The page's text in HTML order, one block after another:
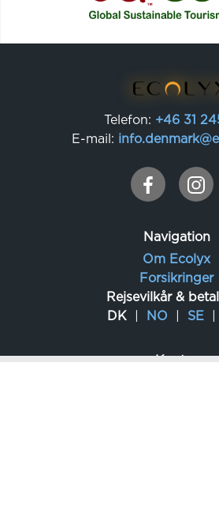
Telefon: +46 31
E-mail:
Navigation
Om Ecolyx
Forsikringer
Rejsevilkår &
DK
NO SE
Kontor